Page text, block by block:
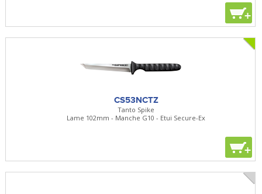
+
CS53NCTZ
Tanto Spike
Lame 102mm - Manche G10 - Etui Secure-Ex
+